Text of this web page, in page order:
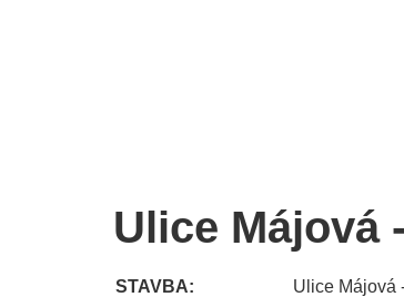
Ulice
STAVBA:
Ulice Májová